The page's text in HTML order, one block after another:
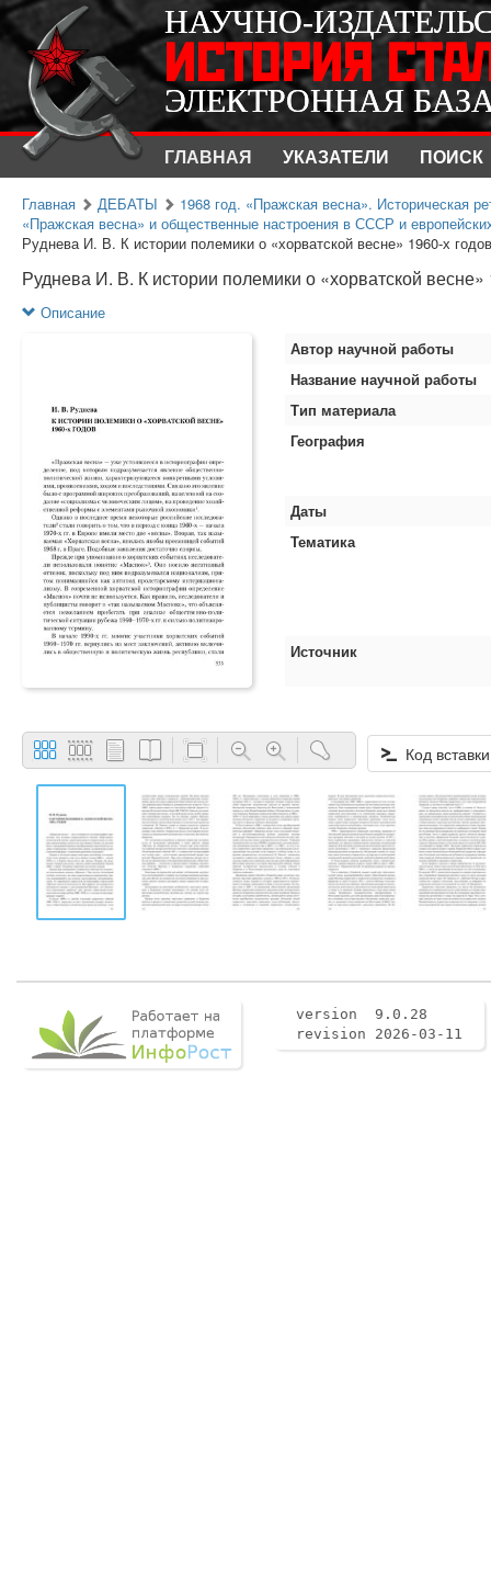
НАУЧНО-
ИСТОРИЯ
ЭЛЕКТРОННАЯ
ГЛАВНАЯ УКАЗАТЕЛИ ПОИСК
НАУЧНО-
ИСТОРИЯ
ЭЛЕКТРОННАЯ
Главная ДЕБАТЫ
1968 год. «Пражская весна». Историческая
«Пражская весна» и общественные настроения в СССР и
Руднева И. В. К истории полемики о «хорватской весне» 1960-х годов
Руднева И. В. К истории полемики о «хорватской весне»
Описание
Автор научной работы
Название научной работы
Тип материала
География
Даты
Тематика
Источник
Код вставки
version 9.0.28
revision 2026-03-11